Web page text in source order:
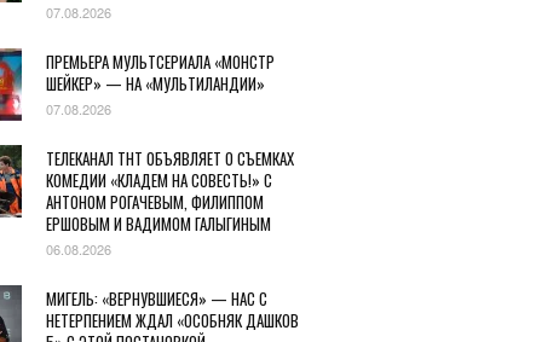
07.08.2026
ПРЕМЬЕРА МУЛЬТСЕРИАЛА «МОНСТР
ШЕЙКЕР» — НА «МУЛЬТИЛАНДИИ»
07.08.2026
ТЕЛЕКАНАЛ ТНТ ОБЪЯВЛЯЕТ О СЪЕМКАХ
КОМЕДИИ «КЛАДЕМ НА СОВЕСТЬ!» С
АНТОНОМ РОГАЧЕВЫМ, ФИЛИППОМ
ЕРШОВЫМ И ВАДИМОМ ГАЛЫГИНЫМ
06.08.2026
МИГЕЛЬ: «ВЕРНУВШИЕСЯ» — НАС С
НЕТЕРПЕНИЕМ ЖДАЛ «ОСОБНЯК ДАШКОВ